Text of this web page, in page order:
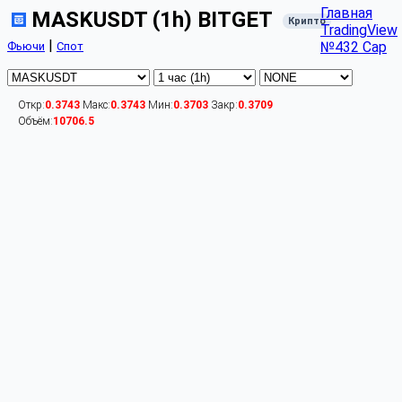
MASKUSDT (1h) BITGET Крипто
Фьючи | Спот
Главная
TradingView
№432 Cap
Откр:0.3743 Макс:0.3743 Мин:0.3703 Закр:0.3709
Объём:10706.5